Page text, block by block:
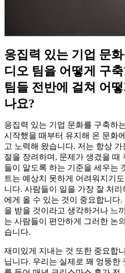
응집력 있는 기업 문
디오 팀을 어떻게 구
팀들 전반에 걸쳐 어
나요?
응집력 있는 기업 문화를 구축하
시작했을 때부터 유지해 온 문화
고 노력해 왔습니다. 저는 항상
절을 장려하며, 문제가 생겼을 때
들이 알도록 하는 기준을 세우는
트는 예상치 못하게 어려워지기
니다. 사람들이 일을 가장 잘 처
에게 올 수 있는 것이 중요합니다
을 받을 것이라고 생각하거나 느
는 사람들이 편안하게 그러한 논
습니다.
재미있게 지내는 것 또한 중요합
닙니다. 우리는 실제로 꽤 엉뚱한